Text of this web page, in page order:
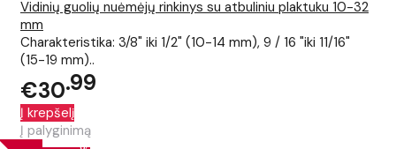
Vidinių guolių nuėmėjų rinkinys su atbuliniu plaktuku 10-32
mm
Charakteristika: 3/8" iki 1/2" (10-14 mm), 9 / 16 "iki 11/16"
(15-19 mm)..
€30 99
Į krepšelį
Į palyginimą